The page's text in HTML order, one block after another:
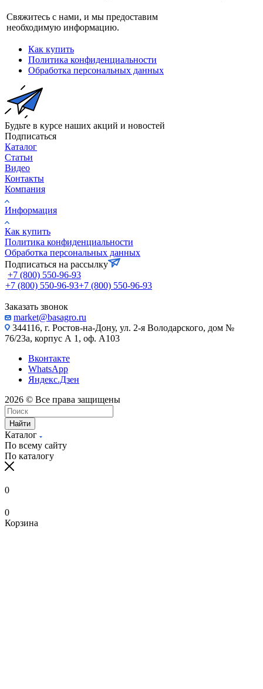
Свяжитесь с нами, и мы предоставим
необходимую информацию.
Как купить
Политика конфиденциальности
Обработка персональных данных
Будьте в курсе наших акций и новостей
Подписаться
Каталог
Статьи
Видео
Контакты
Компания
Информация
Как купить
Политика конфиденциальности
Обработка персональных данных
Подписаться на рассылку
+7 (800) 550-96-93
+7 (800) 550-96-93+7 (800) 550-96-93
Заказать звонок
market@basagro.ru
344116, г. Ростов-на-Дону, ул. 2-я Володарского, дом №
76/23а, корпус А 1, оф. А103
Вконтакте
WhatsApp
Яндекс.Дзен
2026 © Все права защищены
Найти
Каталог
По всему сайту
По каталогу
0
0
Корзина